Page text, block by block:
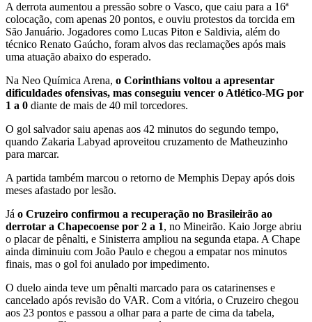
A derrota aumentou a pressão sobre o Vasco, que caiu para a 16ª
colocação, com apenas 20 pontos, e ouviu protestos da torcida em
São Januário. Jogadores como Lucas Piton e Saldivia, além do
técnico Renato Gaúcho, foram alvos das reclamações após mais
uma atuação abaixo do esperado.
Na Neo Química Arena, o Corinthians voltou a apresentar
dificuldades ofensivas, mas conseguiu vencer o Atlético-MG por
1 a 0 diante de mais de 40 mil torcedores.
O gol salvador saiu apenas aos 42 minutos do segundo tempo,
quando Zakaria Labyad aproveitou cruzamento de Matheuzinho
para marcar.
A partida também marcou o retorno de Memphis Depay após dois
meses afastado por lesão.
Já o Cruzeiro confirmou a recuperação no Brasileirão ao
derrotar a Chapecoense por 2 a 1, no Mineirão. Kaio Jorge abriu
o placar de pênalti, e Sinisterra ampliou na segunda etapa. A Chape
ainda diminuiu com João Paulo e chegou a empatar nos minutos
finais, mas o gol foi anulado por impedimento.
O duelo ainda teve um pênalti marcado para os catarinenses e
cancelado após revisão do VAR. Com a vitória, o Cruzeiro chegou
aos 23 pontos e passou a olhar para a parte de cima da tabela,